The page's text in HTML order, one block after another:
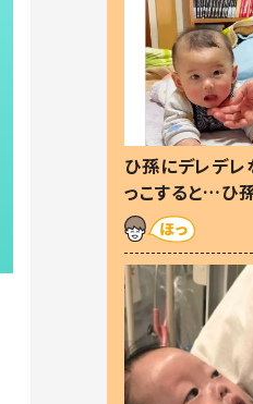
ひ孫にデレデレ
っこすると…ひ
した」「可愛くて